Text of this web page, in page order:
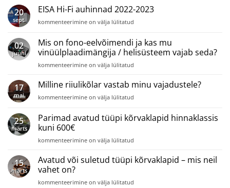
tüüpi
hinnaklassis
ja
enam
20
sept.
EISA Hi-Fi auhinnad 2022-2023
EISA
Fi
auhinnad
2022-
2023
kommenteerimine on välja lülitatud
02
juuni
Mis on fono-eelvõimendi ja kas mu
vinüülplaadimängija / helisüsteem vajab seda?
Mis
fono-
ja
mu
vinüülplaadimängija
helisüsteem
seda?
kommenteerimine on välja lülitatud
17
mai
Milline riiulikõlar vastab minu vajadustele?
Milline
vastab
minu
vajadustele?
kommenteerimine on välja lülitatud
25
märts
Parimad avatud tüüpi kõrvaklapid hinnaklassis
kuni 600€
Parimad
tüüpi
kõrvaklapid
hinnaklassis
kuni
kommenteerimine on välja lülitatud
15
märts
Avatud või suletud tüüpi kõrvaklapid – mis neil
vahet on?
Avatud
kommenteerimine on välja lülitatud